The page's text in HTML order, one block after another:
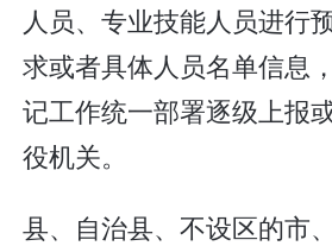
人员、专业技能人员进行
求或者具体人员名单信息
记工作统一部署逐级上报
役机关。
县、自治县、不设区的市